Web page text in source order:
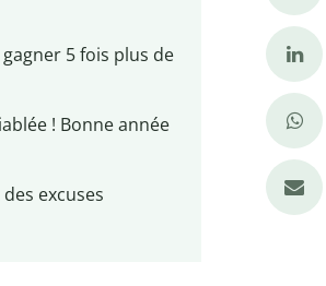
5 fois plus de
! Bonne année
excuses